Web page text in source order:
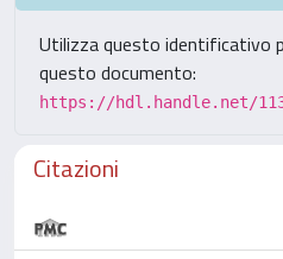
Utilizza questo identificativo
questo documento:
https://hdl.handle.net/
Citazioni